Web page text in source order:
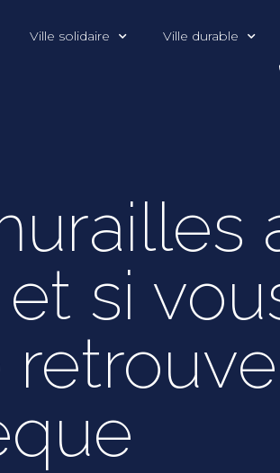
Ville solidaire Ville durable
si